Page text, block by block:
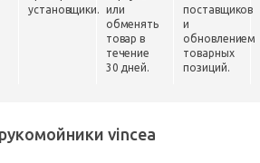
установщики.
или
обменять
товар в
течение
30 дней.
поставщиков
и
обновлением
товарных
позиций.
vincea